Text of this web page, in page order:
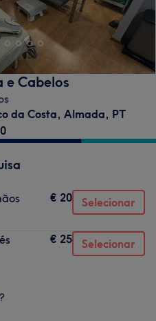
e Cabelos
da Costa, Almada, PT
€ 20 Selecionar
€ 25 Selecionar